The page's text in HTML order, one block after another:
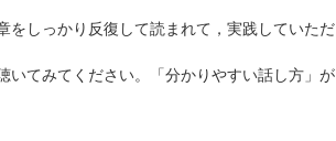
をしっかり反復して読まれて，実践していただ
いてみてください。「分かりやすい話し方」が